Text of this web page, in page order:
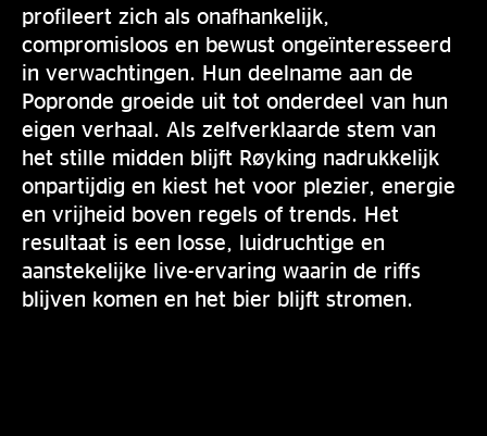
profileert zich als onafhankelijk,
compromisloos en bewust ongeïnteresseerd
in verwachtingen. Hun deelname aan de
Popronde groeide uit tot onderdeel van hun
eigen verhaal. Als zelfverklaarde stem van
het stille midden blijft Røyking nadrukkelijk
onpartijdig en kiest het voor plezier, energie
en vrijheid boven regels of trends. Het
resultaat is een losse, luidruchtige en
aanstekelijke live-ervaring waarin de riffs
blijven komen en het bier blijft stromen.